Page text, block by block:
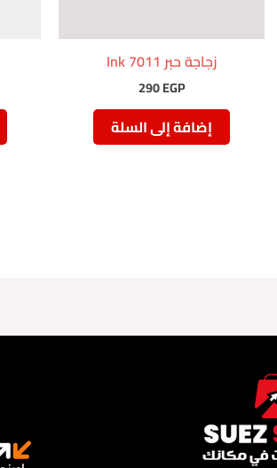
زجاجة حبر Ink 7011
290EGP
إضافة إلى السلة